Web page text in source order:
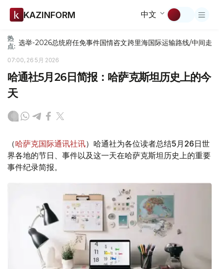
KAZINFORM 中文
热
点: 选举-2026总统府任免事件国情咨文跨里海国际运输路线/中间走廊
07:00, 26 5月 2026
哈通社5月26日简报：哈萨克斯坦历史上的今
天
（哈萨克国际通讯社讯）哈通社为各位读者总结5月26日世
界各地的节日、事件以及这一天在哈萨克斯坦历史上的重要
事件纪录简报。